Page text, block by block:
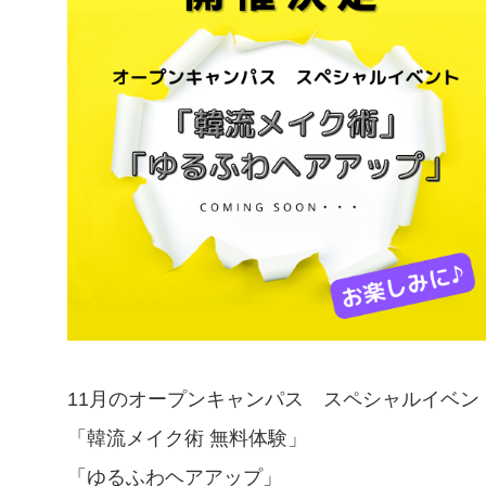
11月のオープンキャンパス スペシャルイベン
「韓流メイク術 無料体験」
「ゆるふわヘアアップ」